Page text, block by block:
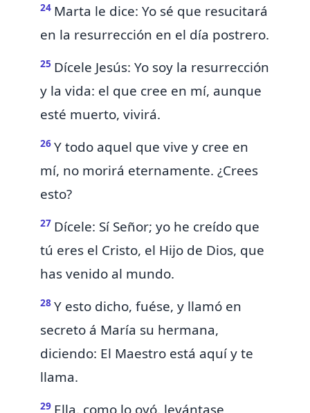
24 Marta le dice: Yo sé que resucitará
en la resurrección en el día postrero.
25 Dícele Jesús: Yo soy la resurrección
y la vida: el que cree en mí, aunque
esté muerto, vivirá.
26 Y todo aquel que vive y cree en
mí, no morirá eternamente. ¿Crees
esto?
27 Dícele: Sí Señor; yo he creído que
tú eres el Cristo, el Hijo de Dios, que
has venido al mundo.
28 Y esto dicho, fuése, y llamó en
secreto á María su hermana,
diciendo: El Maestro está aquí y te
llama.
29